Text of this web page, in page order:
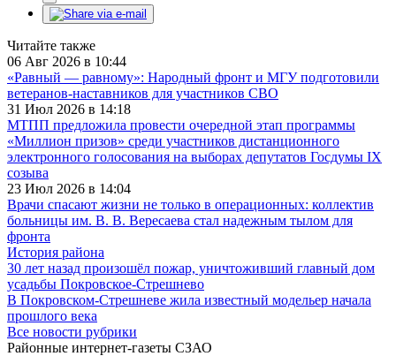
Читайте также
06 Авг 2026 в 10:44
«Равный — равному»: Народный фронт и МГУ подготовили
ветеранов-наставников для участников СВО
31 Июл 2026 в 14:18
МТПП предложила провести очередной этап программы
«Миллион призов» среди участников дистанционного
электронного голосования на выборах депутатов Госдумы IX
созыва
23 Июл 2026 в 14:04
Врачи спасают жизни не только в операционных: коллектив
больницы им. В. В. Вересаева стал надежным тылом для
фронта
История района
30 лет назад произошёл пожар, уничтоживший главный дом
усадьбы Покровское-Стрешнево
В Покровском-Стрешневе жила известный модельер начала
прошлого века
Все новости рубрики
Районные интернет-газеты СЗАО